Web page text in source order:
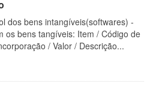
dos bens intangíveis(softwares) -
os bens tangíveis: Item / Código de
/ Valor / Descrição...